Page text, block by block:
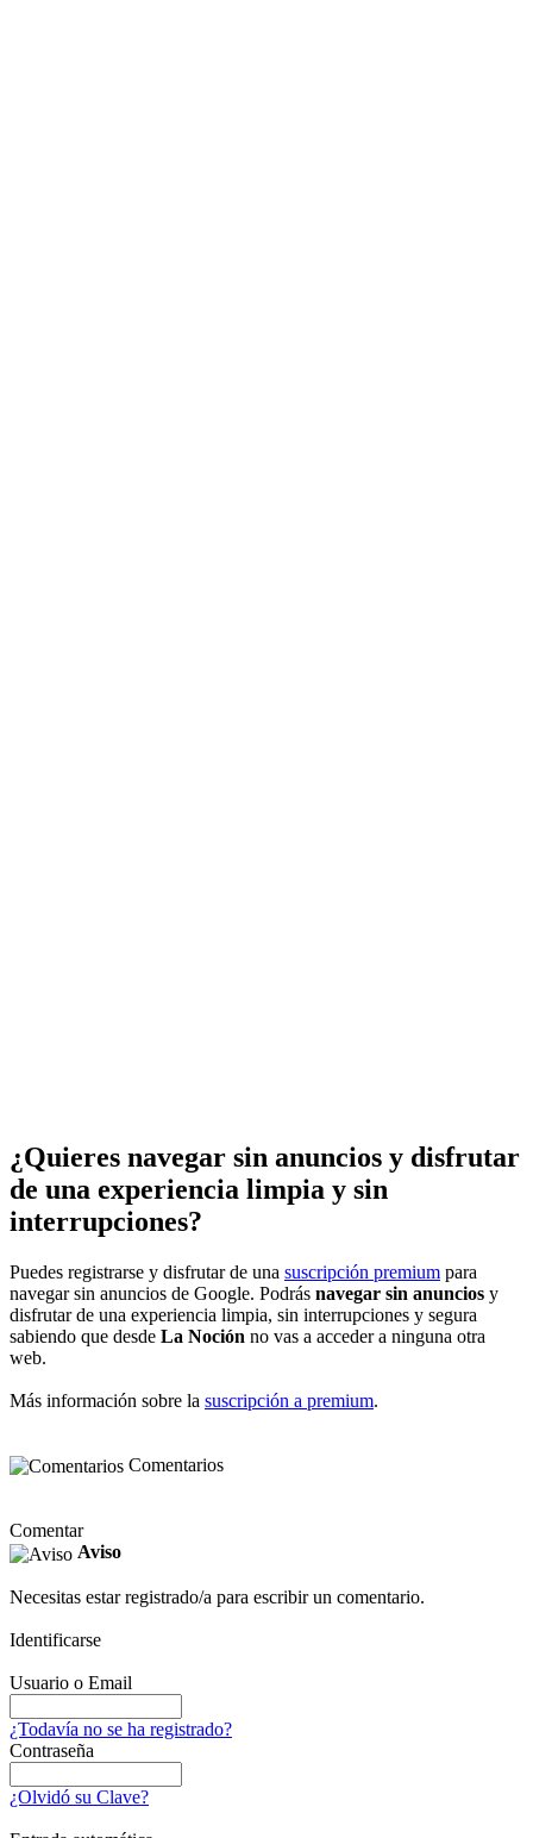
¿Quieres navegar sin anuncios y disfrutar
de una experiencia limpia y sin
interrupciones?
Puedes registrarse y disfrutar de una suscripción premium para
navegar sin anuncios de Google. Podrás navegar sin anuncios y
disfrutar de una experiencia limpia, sin interrupciones y segura
sabiendo que desde La Noción no vas a acceder a ninguna otra
web.
Más información sobre la suscripción a premium.
Comentarios
Comentar
Aviso
Necesitas estar registrado/a para escribir un comentario.
Identificarse
Usuario o Email
¿Todavía no se ha registrado?
Contraseña
¿Olvidó su Clave?